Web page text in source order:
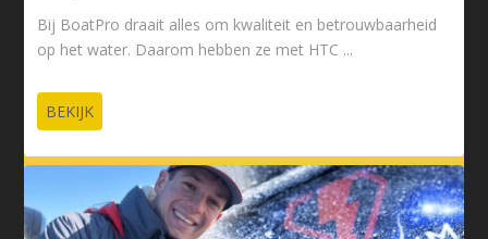
Bij BoatPro draait alles om kwaliteit en betrouwbaarheid
op het water. Daarom hebben ze met HTC ...
BEKIJK